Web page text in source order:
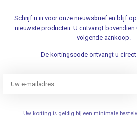
Schrijf u in voor onze nieuwsbrief en blijf
nieuwste producten. U ontvangt bovendien
volgende aankoop.
De kortingscode ontvangt u direct
Uw korting is geldig bij een minimale